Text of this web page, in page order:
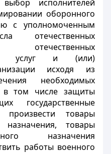
выбор исполнителей
оборонного
с уполномоченным
отечественных
отечественных
услуг и (или)
исходя из
необходимых
в том числе защиты
государственные
произвести товары
назначения, товары
назначения
работы военного